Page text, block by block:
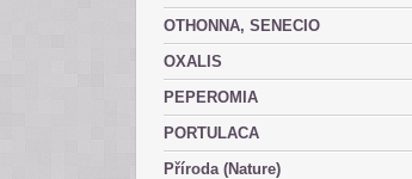
OTHONNA, SENECIO
OXALIS
PEPEROMIA
PORTULACA
Příroda (Nature)